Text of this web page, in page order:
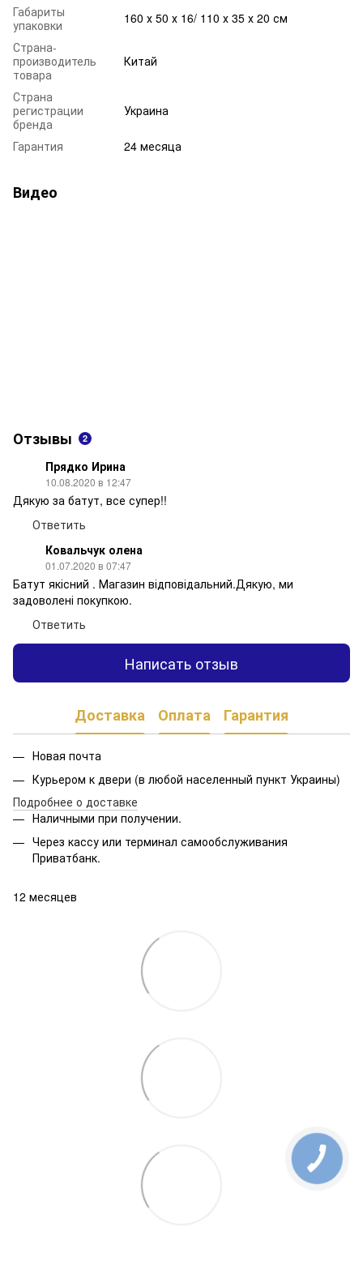
Габариты
упаковки
160 х 50 х 16/ 110 х 35 х 20 см
Страна-
производитель
товара
Китай
Страна
регистрации
бренда
Украина
Гарантия 24 месяца
Видео
Отзывы 2
Прядко Ирина
10.08.2020 в 12:47
Дякую за батут, все супер!!
Ответить
Ковальчук олена
01.07.2020 в 07:47
Батут якісний . Магазин відповідальний.Дякую, ми
задоволені покупкою.
Ответить
Написать отзыв
Доставка Оплата Гарантия
Новая почта
Курьером к двери (в любой населенный пункт Украины)
Подробнее о доставке
Наличными при получении.
Через кассу или терминал самообслуживания
Приватбанк.
12 месяцев